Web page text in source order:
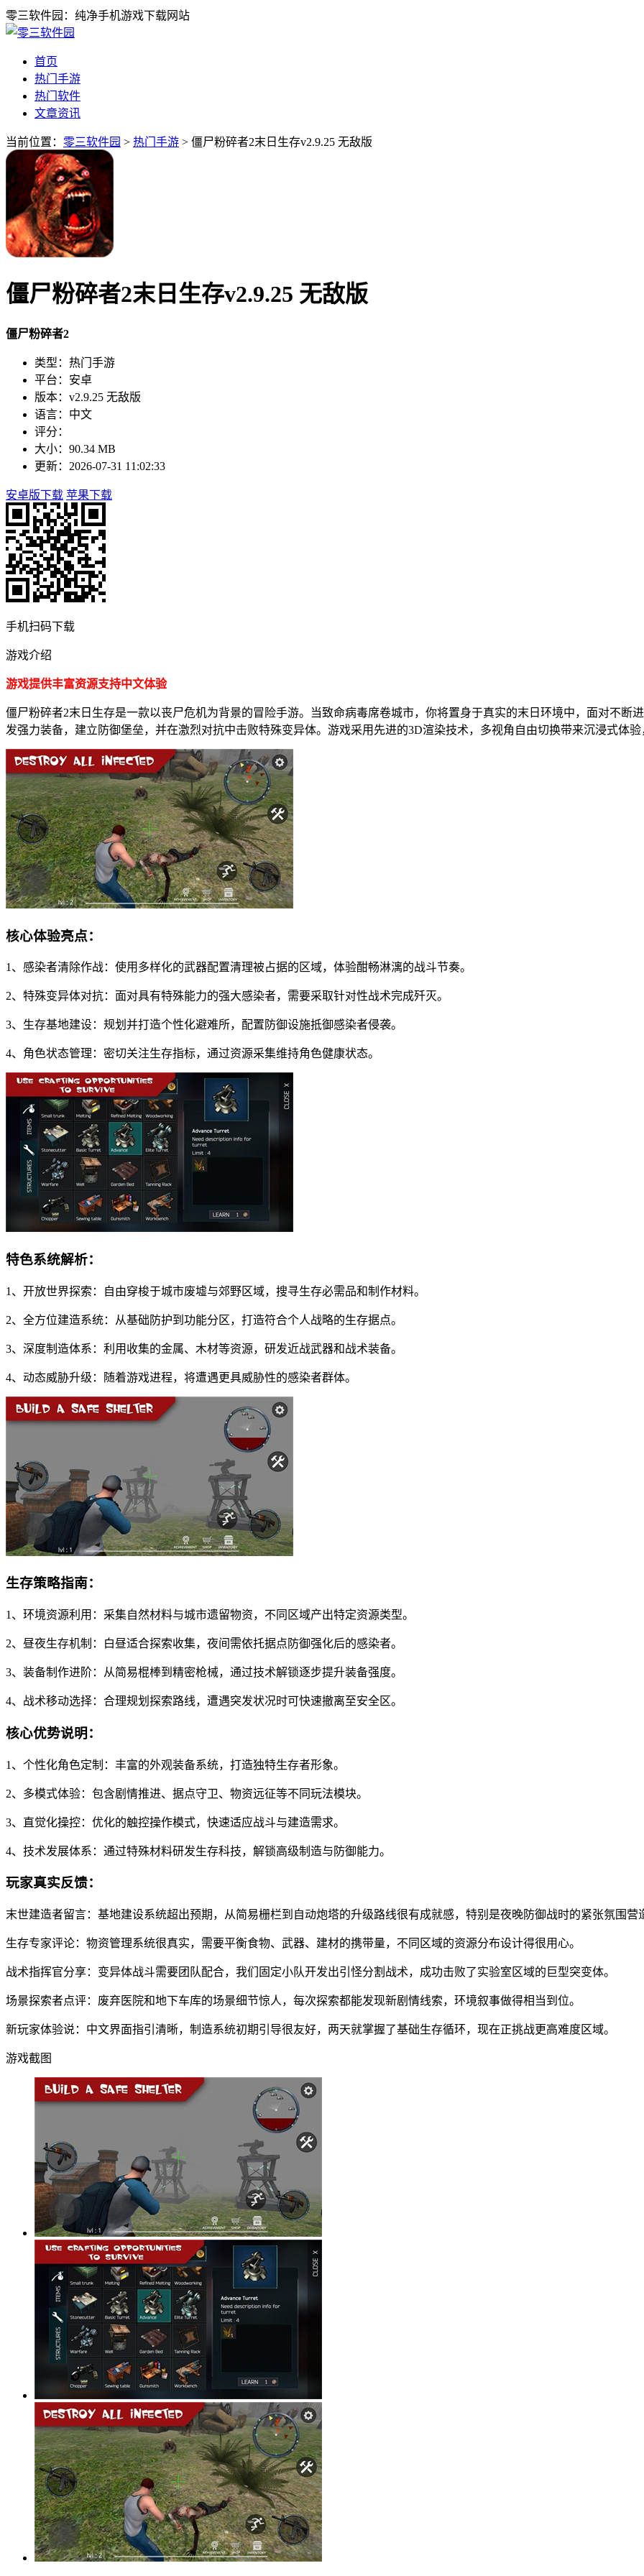
零三软件园：纯净手机游戏下载网站
首页
热门手游
热门软件
文章资讯
当前位置： 零三软件园 > 热门手游 > 僵尸粉碎者2末日生存v2.9.25 无敌版
僵尸粉碎者2末日生存v2.9.25 无敌版
僵尸粉碎者2
类型：热门手游
平台：安卓
版本：v2.9.25 无敌版
语言：中文
评分：
大小：90.34 MB
更新：2026-07-31 11:02:33
安卓版下载 苹果下载
手机扫码下载
游戏介绍
游戏提供丰富资源支持中文体验
僵尸粉碎者2末日生存是一款以丧尸危机为背景的冒险手游。当致命病毒席卷城市，你将置身于真实的末日环境中，面对不断
发强力装备，建立防御堡垒，并在激烈对抗中击败特殊变异体。游戏采用先进的3D渲染技术，多视角自由切换带来沉浸式体
核心体验亮点：
1、感染者清除作战：使用多样化的武器配置清理被占据的区域，体验酣畅淋漓的战斗节奏。
2、特殊变异体对抗：面对具有特殊能力的强大感染者，需要采取针对性战术完成歼灭。
3、生存基地建设：规划并打造个性化避难所，配置防御设施抵御感染者侵袭。
4、角色状态管理：密切关注生存指标，通过资源采集维持角色健康状态。
特色系统解析：
1、开放世界探索：自由穿梭于城市废墟与郊野区域，搜寻生存必需品和制作材料。
2、全方位建造系统：从基础防护到功能分区，打造符合个人战略的生存据点。
3、深度制造体系：利用收集的金属、木材等资源，研发近战武器和战术装备。
4、动态威胁升级：随着游戏进程，将遭遇更具威胁性的感染者群体。
生存策略指南：
1、环境资源利用：采集自然材料与城市遗留物资，不同区域产出特定资源类型。
2、昼夜生存机制：白昼适合探索收集，夜间需依托据点防御强化后的感染者。
3、装备制作进阶：从简易棍棒到精密枪械，通过技术解锁逐步提升装备强度。
4、战术移动选择：合理规划探索路线，遭遇突发状况时可快速撤离至安全区。
核心优势说明：
1、个性化角色定制：丰富的外观装备系统，打造独特生存者形象。
2、多模式体验：包含剧情推进、据点守卫、物资远征等不同玩法模块。
3、直觉化操控：优化的触控操作模式，快速适应战斗与建造需求。
4、技术发展体系：通过特殊材料研发生存科技，解锁高级制造与防御能力。
玩家真实反馈：
末世建造者留言：基地建设系统超出预期，从简易栅栏到自动炮塔的升级路线很有成就感，特别是夜晚防御战时的紧张氛围营
生存专家评论：物资管理系统很真实，需要平衡食物、武器、建材的携带量，不同区域的资源分布设计得很用心。
战术指挥官分享：变异体战斗需要团队配合，我们固定小队开发出引怪分割战术，成功击败了实验室区域的巨型突变体。
场景探索者点评：废弃医院和地下车库的场景细节惊人，每次探索都能发现新剧情线索，环境叙事做得相当到位。
新玩家体验说：中文界面指引清晰，制造系统初期引导很友好，两天就掌握了基础生存循环，现在正挑战更高难度区域。
游戏截图